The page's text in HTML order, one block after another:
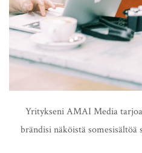
Yritykseni AMAI Media
brändisi näköistä somesisältöä